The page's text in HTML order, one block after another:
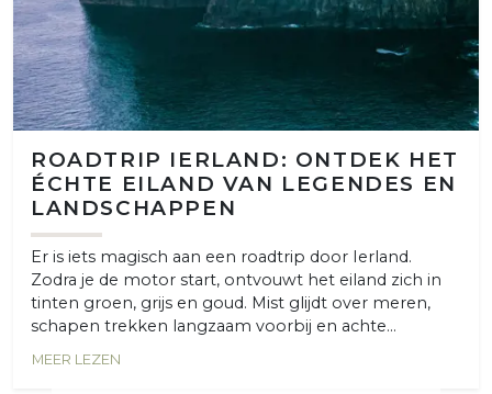
ROADTRIP IERLAND: ONTDEK HET
ÉCHTE EILAND VAN LEGENDES EN
LANDSCHAPPEN
Er is iets magisch aan een roadtrip door Ierland.
Zodra je de motor start, ontvouwt het eiland zich in
tinten groen, grijs en goud. Mist glijdt over meren,
schapen trekken langzaam voorbij en achte...
MEER LEZEN